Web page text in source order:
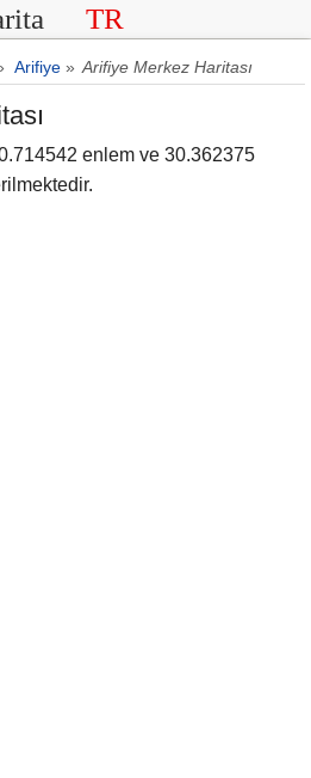
TR
Arifiye » Arifiye Merkez Haritası
enlem ve 30.362375